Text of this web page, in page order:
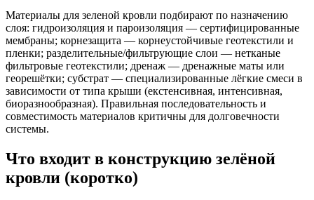
Материалы для зеленой кровли подбирают по назначению
слоя: гидроизоляция и пароизоляция — сертифицированные
мембраны; корнезащита — корнеустойчивые геотекстили и
пленки; разделительные/фильтрующие слои — нетканые
фильтровые геотекстили; дренаж — дренажные маты или
георешётки; субстрат — специализированные лёгкие смеси в
зависимости от типа крыши (екстенсивная, интенсивная,
биоразнообразная). Правильная последовательность и
совместимость материалов критичны для долговечности
системы.
Что входит в конструкцию зелёной
кровли (коротко)